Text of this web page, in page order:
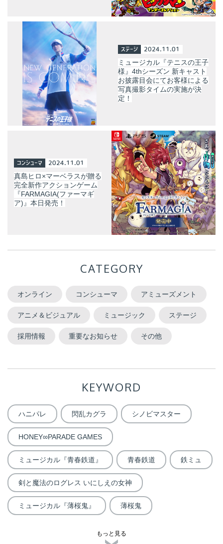
ステージ 2024.11.01
ミュージカル『テニスの王子
様』4thシーズン 新キャスト
お披露目会にてお客様による
写真撮影タイムの実施が決
定！
コンシューマ 2024.11.01
真島ヒロ×マーベラスが贈る
完全新作アクションゲーム
『FARMAGIA(ファーマギ
ア)』本日発売！
CATEGORY
オンライン コンシューマ アミューズメント
アニメ＆ビジュアル ミュージック ステージ
採用情報 重要なお知らせ その他
KEYWORD
ハニパレ 閃乱カグラ シノビマスター
HONEY∞PARADE GAMES
ミュージカル『青春鉄道』 青春鉄道 鉄ミュ
剣と魔法のログレス いにしえの女神
ミュージカル『薄桜鬼』 薄桜鬼
もっと見る